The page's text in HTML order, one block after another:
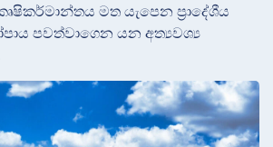
මත යැපෙන ප්‍රාදේශීය
පවත්වාගෙන යන අත්‍යවශ්‍ය